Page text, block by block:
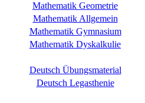
Mathematik Geometrie
Mathematik Allgemein
Mathematik Gymnasium
Mathematik Dyskalkulie
Deutsch Übungsmaterial
Deutsch Legasthenie